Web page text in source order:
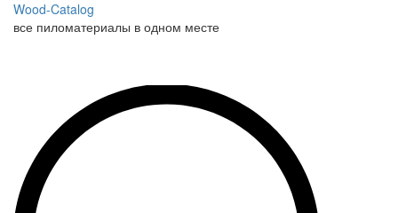
Wood-Catalog
все пиломатериалы в одном месте